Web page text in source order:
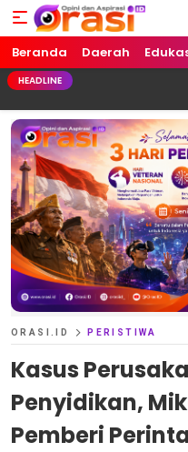
Orasi.ID
Opini dan Aspirasi!
Beranda Daerah
HEADLINE
ORASI.ID PERISTIWA
Kasus
Penyidikan,
Pemberi